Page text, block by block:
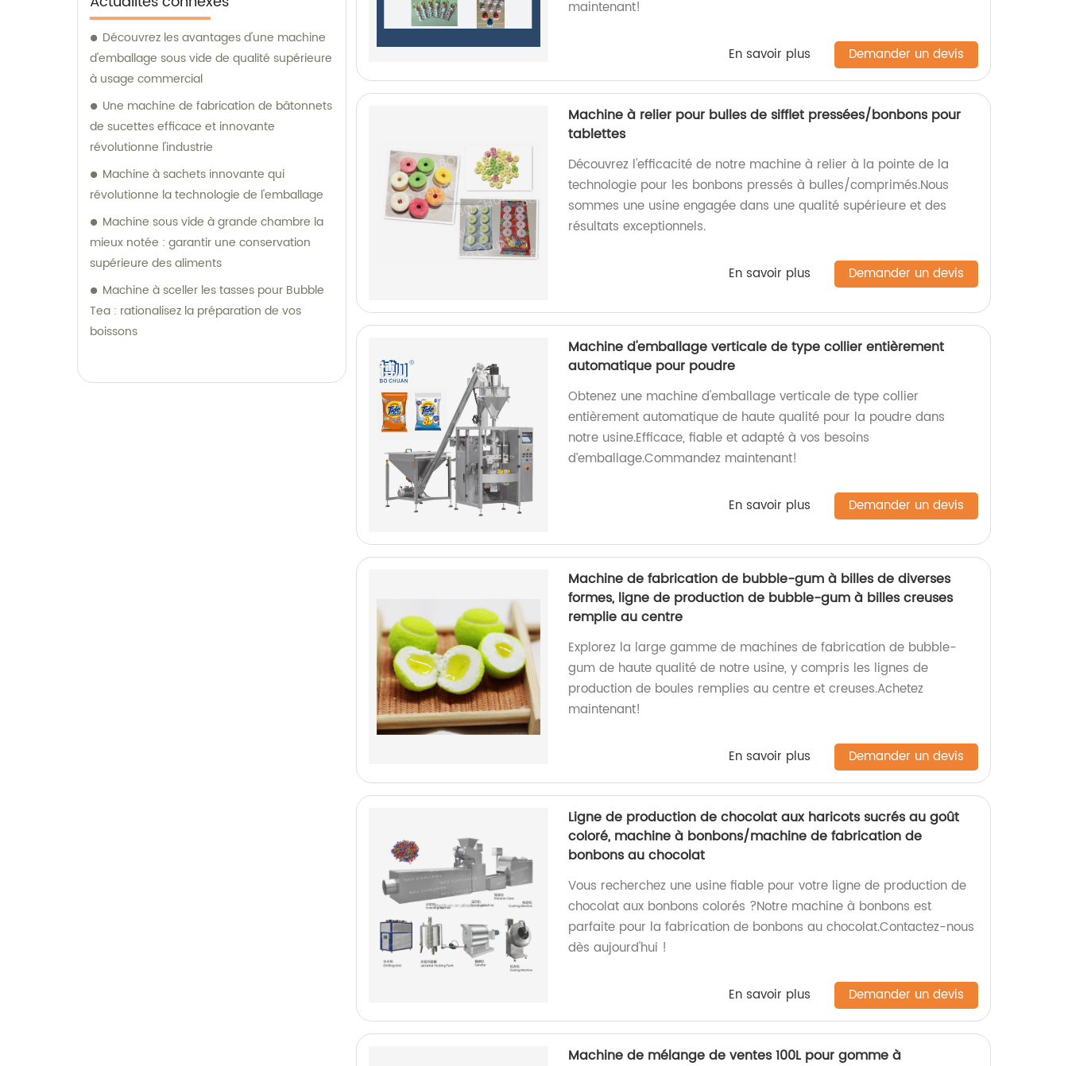
comprimés.De plus, nous proposons
diverses options de machines d'emballage,
telles que des machines d'emballage
verticales, des machines d'emballage sous
forme de coussins et des machines
d'emballage sous blister plat.Nous nous
engageons à fournir d’excellents services de
nos clients reçoivent les meilleures solutions
adaptées à leurs besoins spécifiques.
Découvrez les avantages d'une machine
d'emballage sous vide de qualité supérieure
à usage commercial
Une machine de fabrication de bâtonnets
de sucettes efficace et innovante
révolutionne l'industrie
Machine à sachets innovante qui
révolutionne la technologie de l'emballage
Machine sous vide à grande chambre la
mieux notée : garantir une conservation
supérieure des aliments
Machine à sceller les tasses pour Bubble
Tea : rationalisez la préparation de vos
boissons
maintenant!
En savoir plus Demander un devis
Machine à relier pour bulles de sifflet pressées/bonbons pour
tablettes
Découvrez l'efficacité de notre machine à relier à la pointe de la
technologie pour les bonbons pressés à bulles/comprimés.Nous
sommes une usine engagée dans une qualité supérieure et des
résultats exceptionnels.
En savoir plus Demander un devis
Machine d'emballage verticale de type collier entièrement
automatique pour poudre
Obtenez une machine d'emballage verticale de type collier
entièrement automatique de haute qualité pour la poudre dans
notre usine.Efficace, fiable et adapté à vos besoins
d’emballage.Commandez maintenant!
En savoir plus Demander un devis
Machine de fabrication de bubble-gum à billes de diverses
formes, ligne de production de bubble-gum à billes creuses
remplie au centre
Explorez la large gamme de machines de fabrication de bubble-
gum de haute qualité de notre usine, y compris les lignes de
production de boules remplies au centre et creuses.Achetez
maintenant!
En savoir plus Demander un devis
Ligne de production de chocolat aux haricots sucrés au goût
coloré, machine à bonbons/machine de fabrication de
bonbons au chocolat
Vous recherchez une usine fiable pour votre ligne de production de
chocolat aux bonbons colorés ?Notre machine à bonbons est
parfaite pour la fabrication de bonbons au chocolat.Contactez-nous
dès aujourd'hui !
En savoir plus Demander un devis
Machine de mélange de ventes 100L pour gomme à